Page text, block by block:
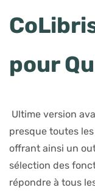
pour
Ultime version
presque toutes
offrant ainsi un
sélection des
répondre à tous